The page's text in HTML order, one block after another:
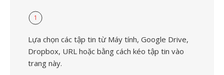
1
Lựa chọn các tập tin từ Máy tính, Google Drive,
Dropbox, URL hoặc bằng cách kéo tập tin vào
trang này.